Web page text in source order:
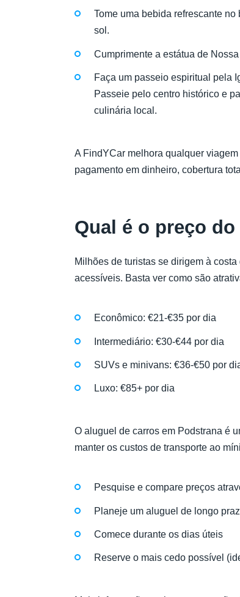
Tome uma bebida refrescante
sol.
Cumprimente a estátua de
Faça um passeio espiritual pela
Passeie pelo centro histórico e
culinária local.
A FindYCar melhora qualquer
pagamento em dinheiro, cobertura
Qual é o preço
Milhões de turistas se dirigem à
acessíveis. Basta ver como são
Econômico: €21-€35 por dia
Intermediário: €30-€44 por dia
SUVs e minivans: €36-€50 por
Luxo: €85+ por dia
O aluguel de carros em Podstrana é
manter os custos de transporte ao
Pesquise e compare preços
Planeje um aluguel de longo
Comece durante os dias úteis
Reserve o mais cedo possível